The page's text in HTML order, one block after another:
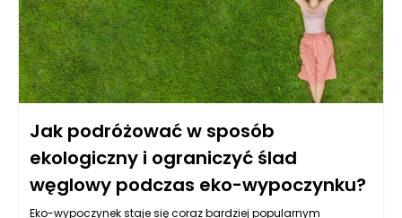
Jak podróżować w sposób
ekologiczny i ograniczyć ślad
węglowy podczas eko-wypoczynku?
Eko-wypoczynek staje się coraz bardziej popularnym